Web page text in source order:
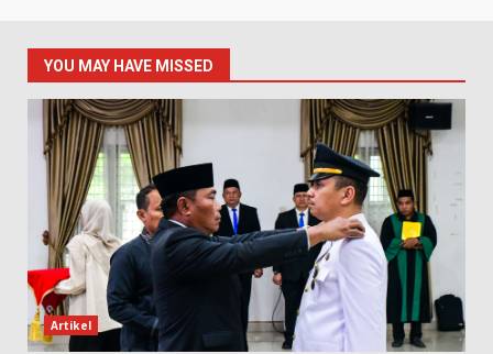
YOU MAY HAVE MISSED
Artikel